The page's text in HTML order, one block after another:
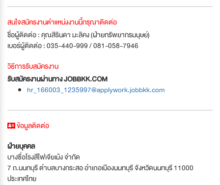
สนใจสมัครงานตำแหน่งงานนี้กรุณาติดต่อ
ชื่อผู้ติดต่อ : คุณสิรินดา มะลิคง (ฝ่ายทรัพยากรมนุษย์)
เบอร์ผู้ติดต่อ : 035-440-999 / 081-058-7946
วิธีการรับสมัครงาน
รับสมัครงานผ่านทาง JOBBKK.COM
hr_166003_1235997@applywork.jobbkk.com
ข้อมูลติดต่อ
ฝ่ายบุคคล
บางซื่อโรงสีไฟเจียเม้ง จำกัด
7 ถ.นนทบุรี ตำบลบางกระสอ อำเภอเมืองนนทบุรี จังหวัดนนทบุรี 11000
ประเทศไทย